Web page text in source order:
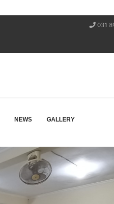
031
NEWS GALLERY